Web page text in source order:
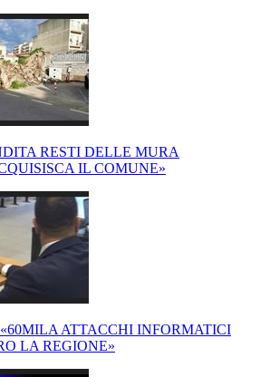
RESTI DELLE MURA
IL COMUNE»
ATTACCHI INFORMATICI
LA REGIONE»